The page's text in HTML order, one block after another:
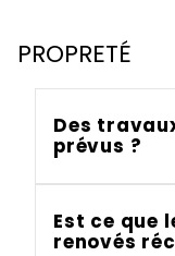
PROPRETÉ
Des
prévus ?
Est ce que
renovés